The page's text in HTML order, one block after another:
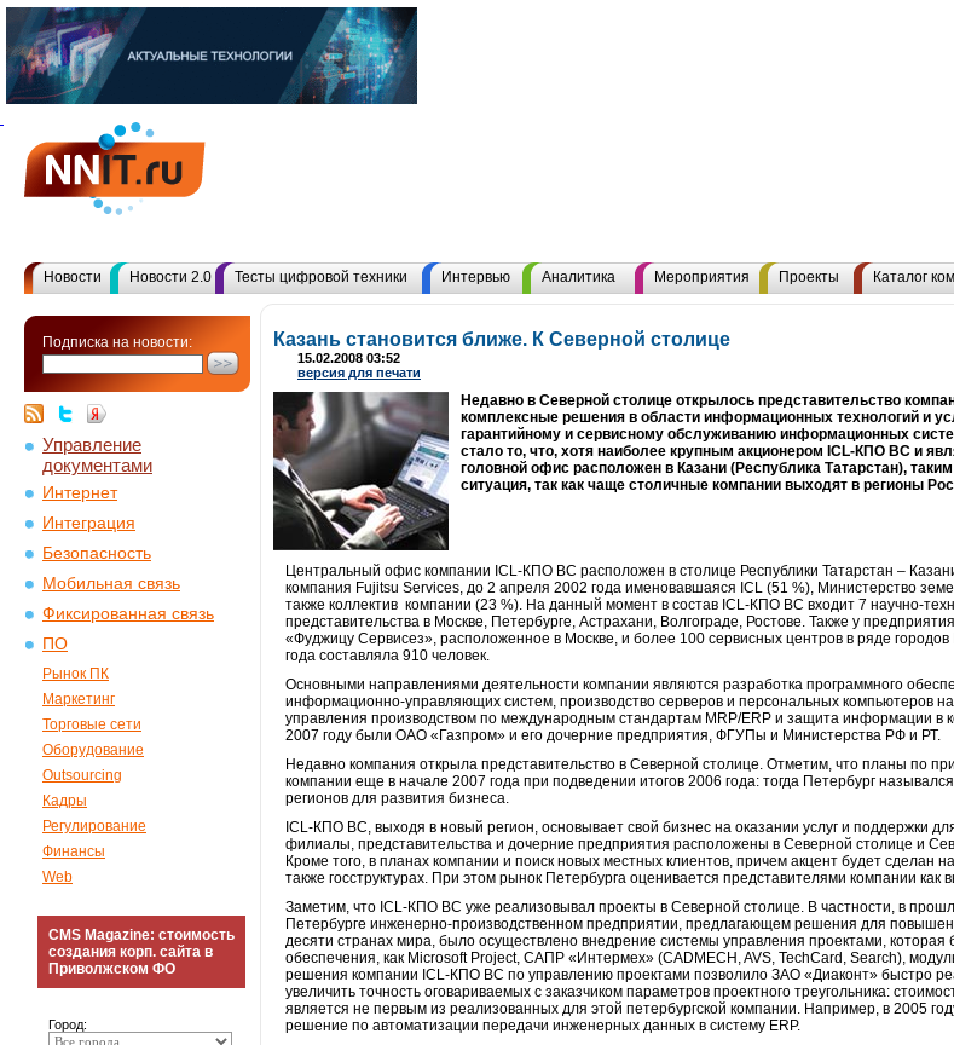
Новости Новости 2.0 Тесты цифровой техники Интервью Аналитика Мероприятия Проекты Каталог
Подписка на новости:
Управление
документами
Интернет
Интеграция
Безопасность
Мобильная связь
Фиксированная связь
ПО
Рынок ПК
Маркетинг
Торговые сети
Оборудование
Outsourcing
Кадры
Регулирование
Финансы
Web
CMS Magazine: стоимость
создания корп. сайта в
Приволжском ФО
Город:
Казань становится ближе. К Северной столице
15.02.2008 03:52
версия для печати
Недавно в Северной столице открылось представительство
комплексные решения в области информационных технологий и
гарантийному и сервисному обслуживанию информационных
стало то, что, хотя наиболее крупным акционером ICL-КПО ВС и
головной офис расположен в Казани (Республика Татарстан),
ситуация, так как чаще столичные компании выходят в регионы
Центральный офис компании ICL-КПО ВС расположен в столице Республики Татарстан –
компания Fujitsu Services, до 2 апреля 2002 года именовавшаяся ICL (51 %), Министерство
также коллектив компании (23 %). На данный момент в состав ICL-КПО ВС входит 7 научно-
представительства в Москве, Петербурге, Астрахани, Волгограде, Ростове. Также у
«Фуджицу Сервисез», расположенное в Москве, и более 100 сервисных центров в ряде городов
года составляла 910 человек.
Основными направлениями деятельности компании являются разработка программного
информационно-управляющих систем, производство серверов и персональных компьютеров
управления производством по международным стандартам MRP/ERP и защита информации в
2007 году были ОАО «Газпром» и его дочерние предприятия, ФГУПы и Министерства РФ и РТ.
Недавно компания открыла представительство в Северной столице. Отметим, что планы по
компании еще в начале 2007 года при подведении итогов 2006 года: тогда Петербург
регионов для развития бизнеса.
ICL-КПО ВС, выходя в новый регион, основывает свой бизнес на оказании услуг и поддержки
филиалы, представительства и дочерние предприятия расположены в Северной столице и
Кроме того, в планах компании и поиск новых местных клиентов, причем акцент будет сделан
также госструктурах. При этом рынок Петербурга оценивается представителями компании как
Заметим, что ICL-КПО ВС уже реализовывал проекты в Северной столице. В частности, в
Петербурге инженерно-производственном предприятии, предлагающем решения для
десяти странах мира, было осуществлено внедрение системы управления проектами, которая
обеспечения, как Microsoft Project, САПР «Интермех» (CADMECH, AVS, TechCard, Search),
решения компании ICL-КПО ВС по управлению проектами позволило ЗАО «Диаконт» быстро
увеличить точность оговариваемых с заказчиком параметров проектного треугольника:
является не первым из реализованных для этой петербургской компании. Например, в 2005
решение по автоматизации передачи инженерных данных в систему ERP.